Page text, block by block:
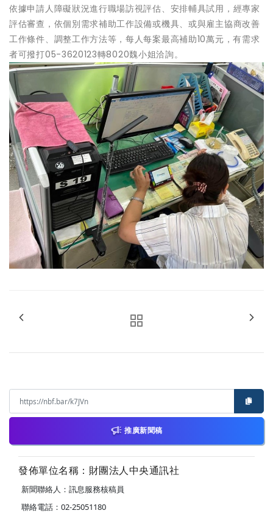
依據申請人障礙狀況進行職場訪視評估、安排輔具試用，經專家
評估審查，依個別需求補助工作設備或機具、或與雇主協商改善
工作條件、調整工作方法等，每人每案最高補助10萬元，有需求
者可撥打05-3620123轉8020魏小姐洽詢。
推廣新聞稿
發佈單位名稱：財團法人中央通訊社
新聞聯絡人：訊息服務核稿員
聯絡電話：02-25051180